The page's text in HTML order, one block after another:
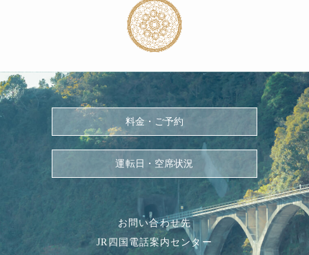
料金・ご予約
運転日・空席状況
お問い合わせ先
JR四国電話案内センター